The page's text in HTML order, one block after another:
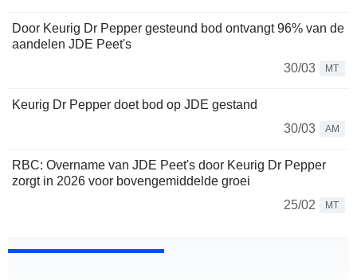
Door Keurig Dr Pepper gesteund bod ontvangt 96% van de
aandelen JDE Peet's
30/03
MT
Keurig Dr Pepper doet bod op JDE gestand
30/03
AM
RBC: Overname van JDE Peet's door Keurig Dr Pepper
zorgt in 2026 voor bovengemiddelde groei
25/02
MT